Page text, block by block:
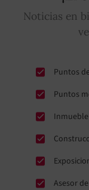
Noticias en
Puntos
Puntos
Inmueble
Asesor